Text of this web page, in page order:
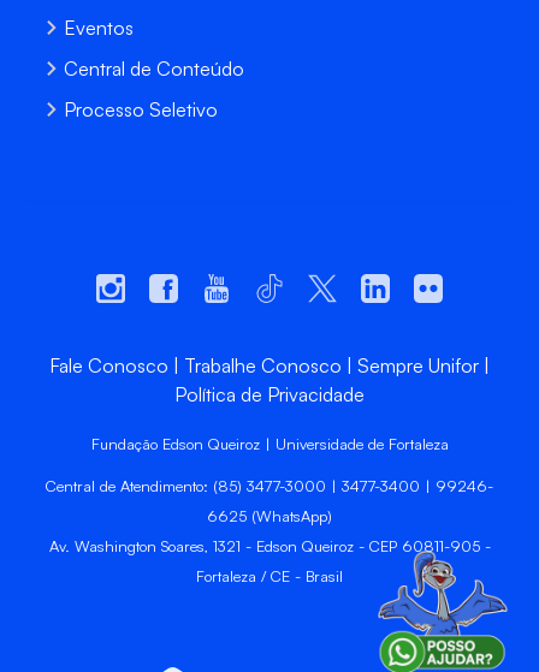
Eventos
Central de Conteúdo
Processo Seletivo
Fale Conosco Trabalhe Conosco
Sempre Unifor
Política de Privacidade
Fundação Edson Queiroz | Universidade de Fortaleza
Central de Atendimento: (85) 3477-3000 | 3477-3400 | 99246-
6625 (WhatsApp)
Av. Washington Soares, 1321 - Edson Queiroz - CEP 60811-905 -
Fortaleza / CE - Brasil